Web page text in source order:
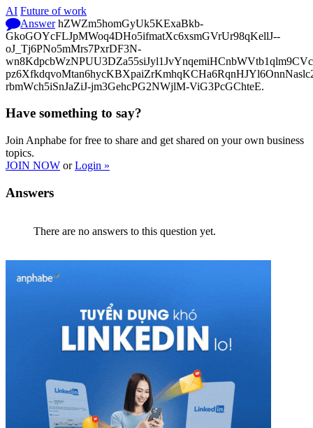
AI Future of work
Answer hZWZm5homGyUk5KExaBkb-
GkoGOYcFLJpMWoq4DHo5ifmatXc6xsmGVrUr98qKellJ--
oJ_Tj6PNo5mMrs7PxrDF3N-
rbmWch5iSnJaZiJ-jm3GehcPG2NWjlM-ViG3PcGChteE.
Have something to say?
Join Anphabe for free to share and get shared on your own business
topics.
JOIN NOW orLogin »
Answers
There are no answers to this question yet.